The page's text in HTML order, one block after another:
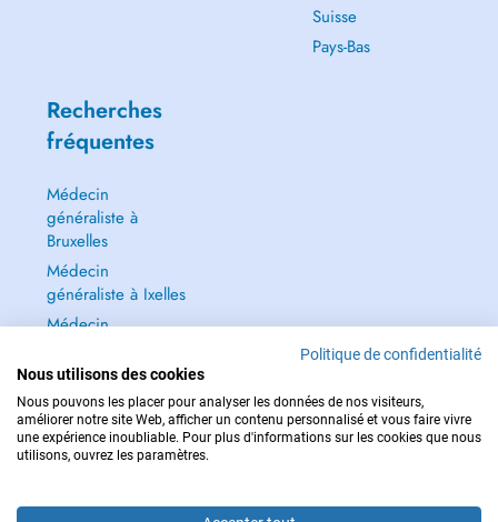
Suisse
Pays-Bas
Recherches
fréquentes
Médecin
généraliste à
Bruxelles
Médecin
généraliste à Ixelles
Médecin
Dentiste à Bruxelles
Tout voir →
Politique de confidentialité
Nous utilisons des cookies
Nous pouvons les placer pour analyser les données de nos visiteurs,
améliorer notre site Web, afficher un contenu personnalisé et vous faire vivre
une expérience inoubliable. Pour plus d'informations sur les cookies que nous
utilisons, ouvrez les paramètres.